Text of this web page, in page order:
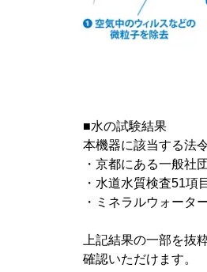
■水の試験結果
本機器に該当する法
・京都にある一般社
・水道水質検査51項
・ミネラルウォータ
上記結果の一部を抜
確認いただけます。